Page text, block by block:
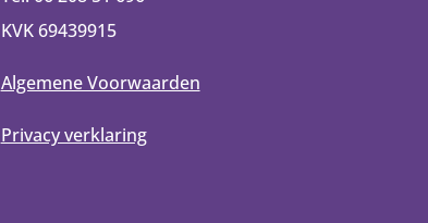
KVK 69439915
Algemene Voorwaarden
Privacy verklaring